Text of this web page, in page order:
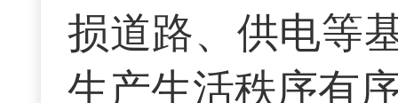
损道路、供电等
生产生活秩序有